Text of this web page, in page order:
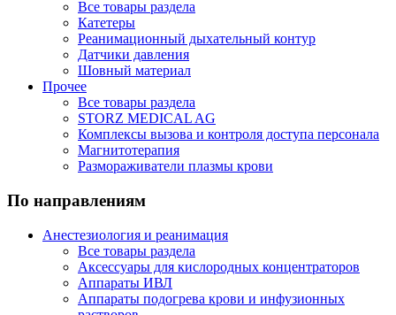
Все товары раздела
Катетеры
Реанимационный дыхательный контур
Датчики давления
Шовный материал
Прочее
Все товары раздела
STORZ MEDICAL AG
Комплексы вызова и контроля доступа персонала
Магнитотерапия
Размораживатели плазмы крови
По направлениям
Анестезиология и реанимация
Все товары раздела
Аксессуары для кислородных концентраторов
Аппараты ИВЛ
Аппараты подогрева крови и инфузионных